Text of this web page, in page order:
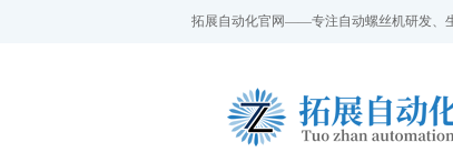
拓展自动化官网——专注自动螺丝机研发、